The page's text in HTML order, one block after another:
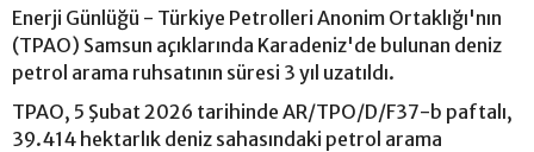
Enerji Günlüğü - Türkiye Petrolleri Anonim Ortaklığı'nın
(TPAO) Samsun açıklarında Karadeniz'de bulunan deniz
petrol arama ruhsatının süresi 3 yıl uzatıldı.
TPAO, 5 Şubat 2026 tarihinde AR/TPO/D/F37-b paftalı,
39.414 hektarlık deniz sahasındaki petrol arama